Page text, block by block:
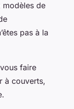
modèles de
pas à la
faire
à couverts,